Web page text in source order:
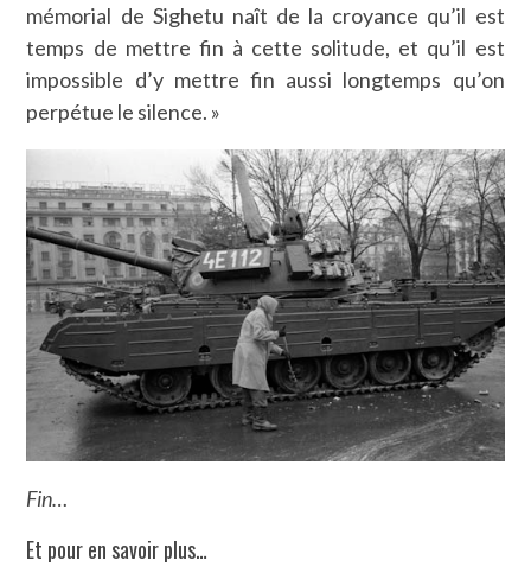
mémorial de Sighetu naît de la croyance qu’il est
temps de mettre fin à cette solitude, et qu’il est
impossible d’y mettre fin aussi longtemps qu’on
perpétue le silence. »
Fin…
Et pour en savoir plus…